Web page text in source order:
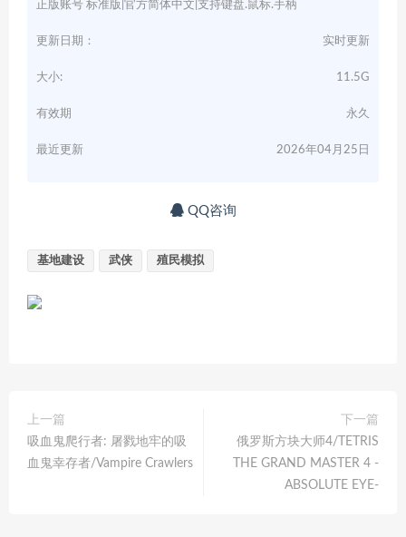
正版账号 标准版|官方简体中文|支持键盘.鼠标.手柄
更新日期： 实时更新
大小: 11.5G
有效期 永久
最近更新 2026年04月25日
QQ咨询
基地建设 武侠 殖民模拟
上一篇
吸血鬼爬行者: 屠戮地牢的吸
血鬼幸存者/Vampire Crawlers
下一篇
俄罗斯方块大师4/TETRIS
THE GRAND MASTER 4 -
ABSOLUTE EYE-